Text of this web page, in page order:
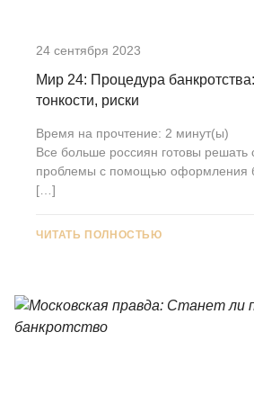
24 сентября 2023
Мир 24: Процедура
тонкости, риски
Время на прочтение: 2 минут(ы)
Все больше россиян готовы
проблемы с помощью оформления
[…]
ЧИТАТЬ ПОЛНОСТЬЮ